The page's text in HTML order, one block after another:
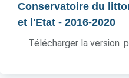
Conservatoire du
et l'Etat - 2016-2020
Télécharger la version